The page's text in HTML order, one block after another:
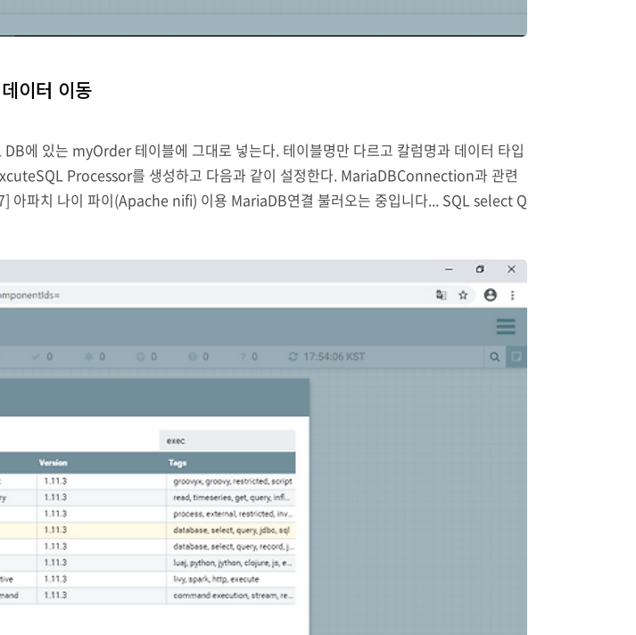
이터 이동
에 있는 myOrder 테이블에 그대로 넣는다. 테이블명만 다르고 칼럼명과 데이터 타입
Processor를 생성하고 다음과 같이 설정한다. MariaDBConnection과 관련
파치 나이 파이(Apache nifi) 이용 MariaDB연결 불러오는 중입니다... SQL select Q